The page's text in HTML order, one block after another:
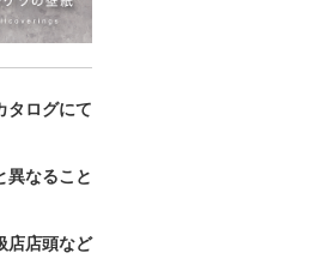
タログにて
異なること
店店頭など